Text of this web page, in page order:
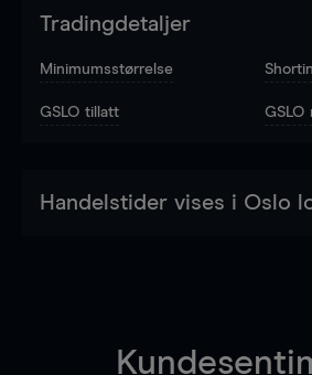
Tradingdetaljer
Minimumsstørrelse
GSLO tillatt GSLO
Handelstider vises i Oslo